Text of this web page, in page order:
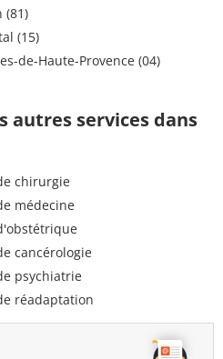
(81)
(15)
de-Haute-Provence (04)
autres services dans
chirurgie
médecine
cancérologie
psychiatrie
réadaptation